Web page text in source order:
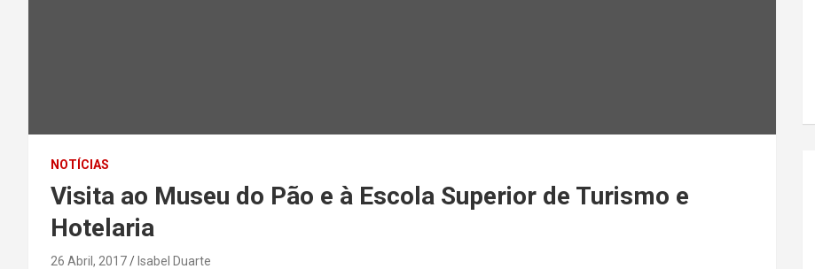
NOTÍCIAS
Visita ao Museu do Pão e à Escola Superior de Turismo e
Hotelaria
26 Abril, 2017 Isabel Duarte